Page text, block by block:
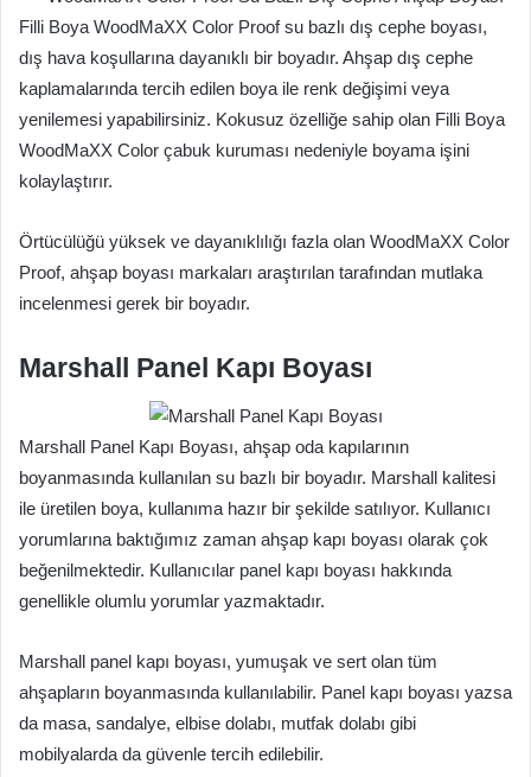
Filli Boya WoodMaXX Color Proof su bazlı dış cephe boyası,
dış hava koşullarına dayanıklı bir boyadır. Ahşap dış cephe
kaplamalarında tercih edilen boya ile renk değişimi veya
yenilemesi yapabilirsiniz. Kokusuz özelliğe sahip olan Filli Boya
WoodMaXX Color çabuk kuruması nedeniyle boyama işini
kolaylaştırır.
Örtücülüğü yüksek ve dayanıklılığı fazla olan WoodMaXX Color
Proof, ahşap boyası markaları araştırılan tarafından mutlaka
incelenmesi gerek bir boyadır.
Marshall Panel Kapı Boyası
Marshall Panel Kapı Boyası, ahşap oda kapılarının
boyanmasında kullanılan su bazlı bir boyadır. Marshall kalitesi
ile üretilen boya, kullanıma hazır bir şekilde satılıyor. Kullanıcı
yorumlarına baktığımız zaman ahşap kapı boyası olarak çok
beğenilmektedir. Kullanıcılar panel kapı boyası hakkında
genellikle olumlu yorumlar yazmaktadır.
Marshall panel kapı boyası, yumuşak ve sert olan tüm
ahşapların boyanmasında kullanılabilir. Panel kapı boyası yazsa
da masa, sandalye, elbise dolabı, mutfak dolabı gibi
mobilyalarda da güvenle tercih edilebilir.